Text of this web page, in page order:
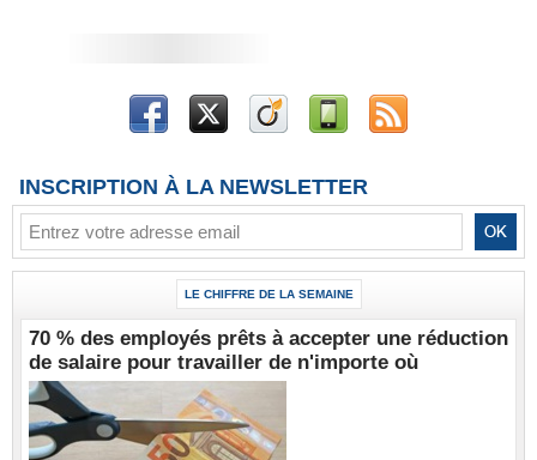
INSCRIPTION À LA NEWSLETTER
LE CHIFFRE DE LA SEMAINE
70 % des employés prêts à accepter une réduction
de salaire pour travailler de n'importe où